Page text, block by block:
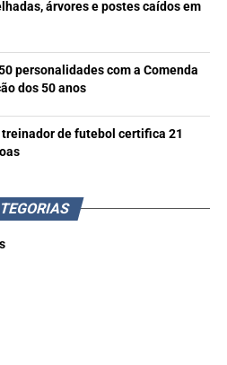
árvores e postes caídos em
personalidades com a Comenda
dos 50 anos
de futebol certifica 21